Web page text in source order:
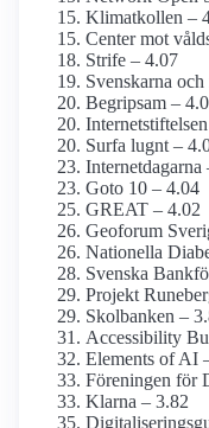
Klimatkollen –
Center mot
Strife – 4.07
Svenskarna
Begripsam –
Surfa lugnt –
Internetdagarna
Goto 10 – 4.04
GREAT – 4.02
Geoforum
Nationella
Svenska
Projekt
Skolbanken –
Accessibility
Elements of AI
Föreningen för
Klarna – 3.82